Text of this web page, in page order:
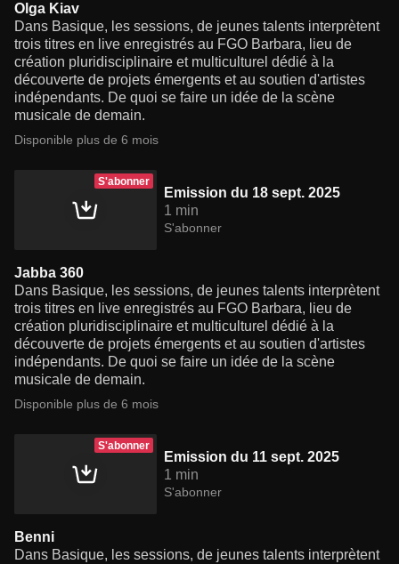
Olga Kiav
Dans Basique, les sessions, de jeunes talents interprètent
trois titres en live enregistrés au FGO Barbara, lieu de
création pluridisciplinaire et multiculturel dédié à la
découverte de projets émergents et au soutien d'artistes
indépendants. De quoi se faire un idée de la scène
musicale de demain.
Disponible plus de 6 mois
S'abonner
Emission du 18 sept. 2025
1 min
S'abonner
Jabba 360
Dans Basique, les sessions, de jeunes talents interprètent
trois titres en live enregistrés au FGO Barbara, lieu de
création pluridisciplinaire et multiculturel dédié à la
découverte de projets émergents et au soutien d'artistes
indépendants. De quoi se faire un idée de la scène
musicale de demain.
Disponible plus de 6 mois
S'abonner
Emission du 11 sept. 2025
1 min
S'abonner
Benni
Dans Basique, les sessions, de jeunes talents interprètent